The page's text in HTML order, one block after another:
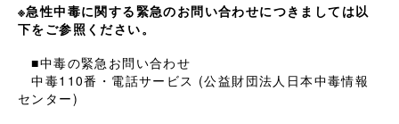
※急性中毒に関する緊急のお問い合わせにつきましては以
下をご参照ください。
■中毒の緊急お問い合わせ
中毒110番・電話サービス (公益財団法人日本中毒情報
センター)